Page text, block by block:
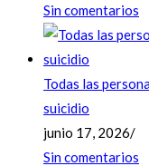
Sin comentarios
Todas las
suicidio
junio 17, 2026/
Sin comentarios